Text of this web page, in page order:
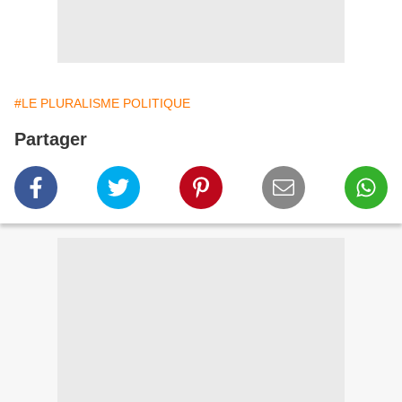
#LE PLURALISME POLITIQUE
Partager